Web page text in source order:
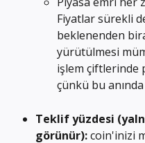
Fiyatlar sürekli
beklenenden
yürütülmesi
işlem çiftlerinde
çünkü bu
Teklif yüzdesi
görünür): coin'inizi